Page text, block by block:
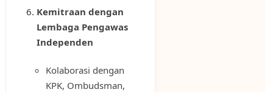
Kemitraan dengan
Lembaga Pengawas
Independen
Kolaborasi dengan
KPK, Ombudsman,